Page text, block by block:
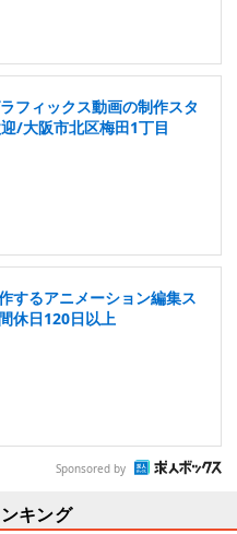
フィックス動画の制作スタ
/大阪市北区梅田1丁目
するアニメーション編集ス
休日120日以上
Sponsored by
キング